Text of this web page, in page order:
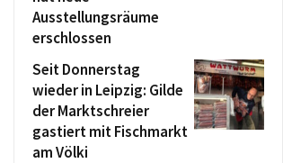
Ausstellungsräume
erschlossen
Seit Donnerstag
wieder in Leipzig: Gilde
der Marktschreier
gastiert mit Fischmarkt
am Völki